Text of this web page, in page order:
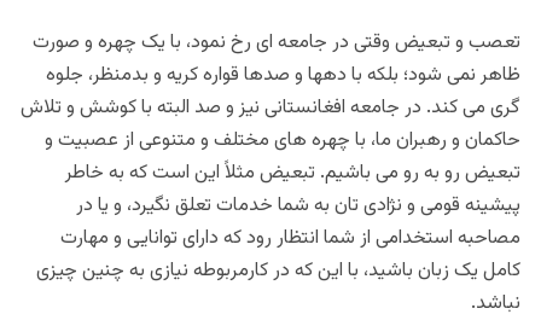
تعصب و تبعیض وقتی در جامعه ای رخ نمود، با یک چهره و صورت
ظاهر نمی شود؛ بلکه با دهها و صدها قواره کریه و بدمنظر، جلوه
گری می کند. در جامعه افغانستانی نیز و صد البته با کوشش و تلاش
حاکمان و رهبران ما، با چهره های مختلف و متنوعی از عصبیت و
تبعیض رو به رو می باشیم. تبعیض مثلاً این است که به خاطر
پیشینه قومی و نژادی تان به شما خدمات تعلق نگیرد، و یا در
مصاحبه استخدامی از شما انتظار رود که دارای توانایی و مهارت
کامل یک زبان باشید، با این که در کارمربوطه نیازی به چنین چیزی
نباشد.